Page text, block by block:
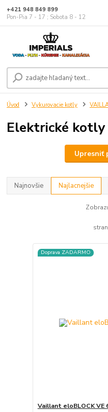
+421 948 849 899
Pon-Pia 7 - 17 ; Sobota 8 - 12
Úvod Vykurovacie kotly
Elektrické
Upresniť
Najnovšie Najlacnejšie
Doprava ZADARMO
Vaillant eloBLOCK VE